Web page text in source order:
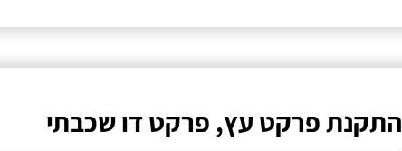
התקנת פרקט עץ, פרקט דו שכבתי